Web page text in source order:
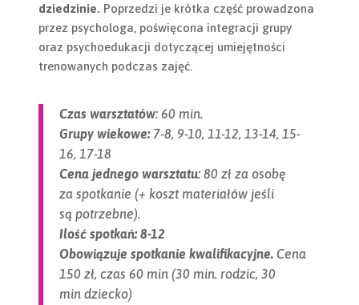
dziedzinie. Poprzedzi je krótka część prowadzona
przez psychologa, poświęcona integracji grupy
oraz psychoedukacji dotyczącej umiejętności
trenowanych podczas zajęć.
Czas warsztatów: 60 min.
Grupy wiekowe: 7-8, 9-10, 11-12, 13-14, 15-
16, 17-18
Cena jednego warsztatu: 80 zł za osobę
za spotkanie (+ koszt materiałów jeśli
są potrzebne).
Ilość spotkań: 8-12
Obowiązuje spotkanie kwalifikacyjne. Cena
150 zł, czas 60 min (30 min. rodzic, 30
min dziecko)